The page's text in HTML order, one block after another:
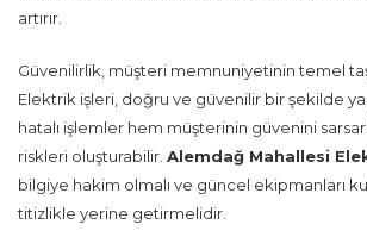
artırır.
Güvenilirlik, müşteri memnuniyetinin temel
Elektrik işleri, doğru ve güvenilir bir şekilde
hatalı işlemler hem müşterinin güvenini
riskleri oluşturabilir. Alemdağ Mahallesi
bilgiye hakim olmalı ve güncel ekipmanları
titizlikle yerine getirmelidir.